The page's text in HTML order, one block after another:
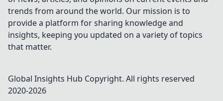
trends from around the world. Our mission is to
provide a platform for sharing knowledge and
insights, keeping you updated on a variety of topics
that matter.
Global Insights Hub Copyright. All rights reserved
2020-2026